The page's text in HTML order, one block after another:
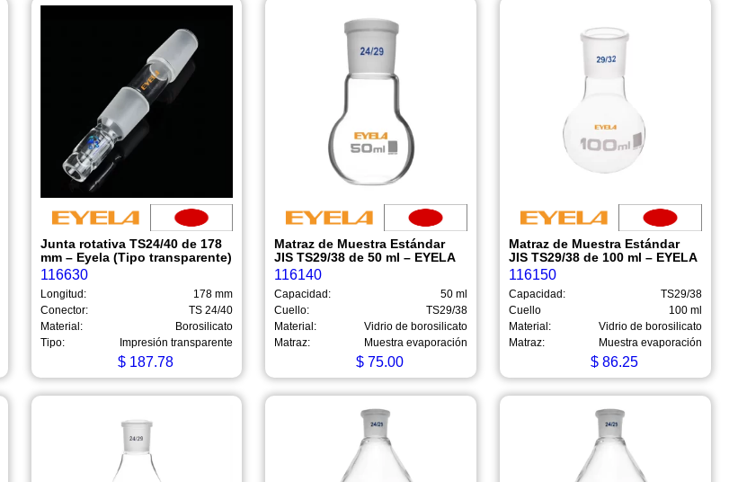
Junta rotativa TS24/40 de 178
mm – Eyela (Tipo transparente)
116630
Longitud:
178 mm
Conector:
TS 24/40
Material:
Borosilicato
Tipo:
Impresión transparente
$ 187.78
Matraz de Muestra Estándar
JIS TS29/38 de 50 ml – EYELA
116140
Capacidad:
50 ml
Cuello:
TS29/38
Material:
Vidrio de borosilicato
Matraz:
Muestra evaporación
$ 75.00
Matraz de Muestra Estándar
JIS TS29/38 de 100 ml – EYELA
116150
Capacidad:
TS29/38
Cuello
100 ml
Material:
Vidrio de borosilicato
Matraz:
Muestra evaporación
$ 86.25